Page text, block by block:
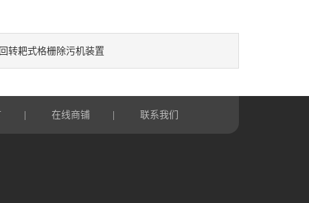
回转耙式格栅除污机装置
| 在线商铺 | 联系我们